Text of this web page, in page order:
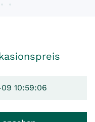
10:59:06